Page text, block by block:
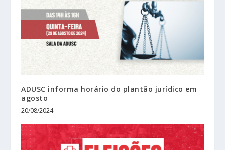
ADUSC informa horário do plantão jurídico em
agosto
20/08/2024